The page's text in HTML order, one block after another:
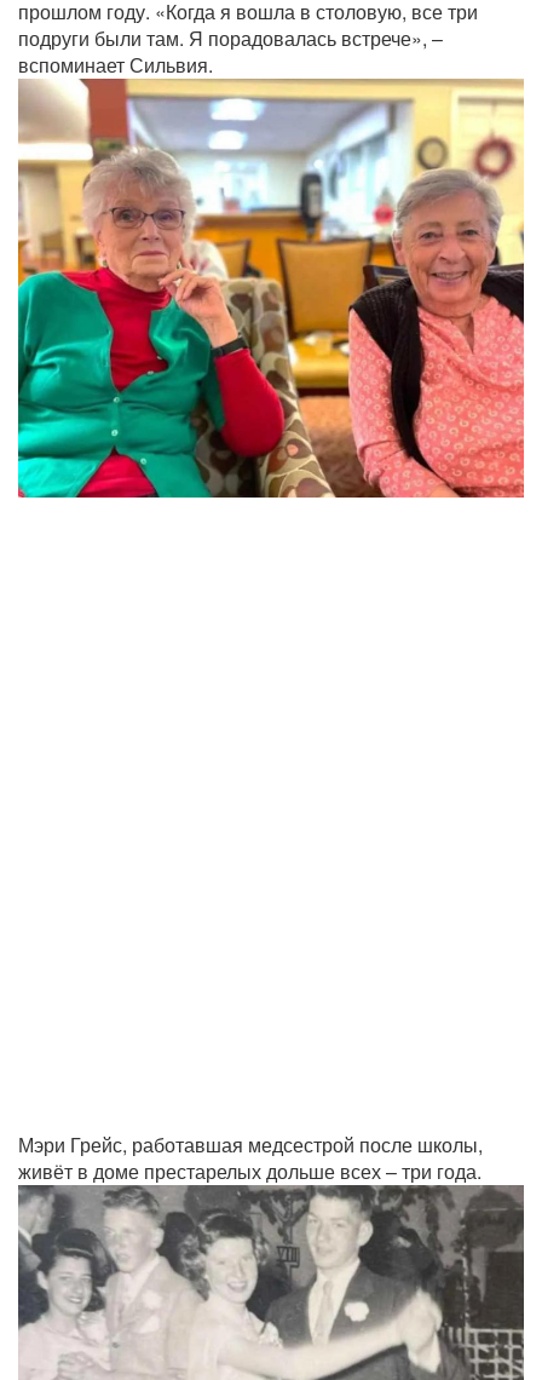
прошлом году. «Когда я вошла в столовую, все три
подруги были там. Я порадовалась встрече», –
вспоминает Сильвия.
Мэри Грейс, работавшая медсестрой после школы,
живёт в доме престарелых дольше всех – три года.